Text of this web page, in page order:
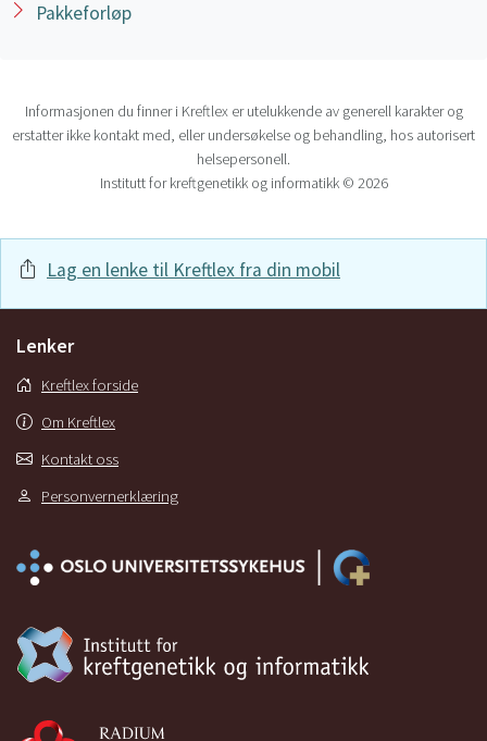
Pakkeforløp
Informasjonen du finner i Kreftlex er utelukkende av generell karakter og
erstatter ikke kontakt med, eller undersøkelse og behandling, hos autorisert
helsepersonell.
Institutt for kreftgenetikk og informatikk © 2026
Lag en lenke til Kreftlex fra din mobil
Lenker
Kreftlex forside
Om Kreftlex
Kontakt oss
Personvernerklæring